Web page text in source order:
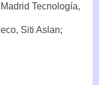
Tecnología,
Siti Aslan;